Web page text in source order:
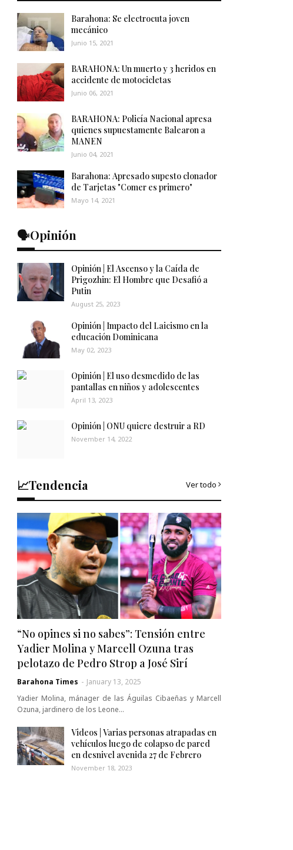
Barahona: Se electrocuta joven
mecánico
Junio 15, 2021
BARAHONA: Un muerto y 3 heridos en
accidente de motocicletas
Junio 06, 2021
BARAHONA: Policía Nacional apresa
quienes supuestamente Balearon a
MANEN
Junio 04, 2021
Barahona: Apresado supesto clonador
de Tarjetas "Comer es primero"
Mayo 14, 2021
🗣️Opinión
Opinión | El Ascenso y la Caída de
Prigozhin: El Hombre que Desafió a
Putin
August 25, 2023
Opinión | Impacto del Laicismo en la
educación Dominicana
May 02, 2023
Opinión | El uso desmedido de las
pantallas en niños y adolescentes
April 13, 2023
Opinión | ONU quiere destruir a RD
November 14, 2022
📈Tendencia Ver todo
“No opines si no sabes”: Tensión entre
Yadier Molina y Marcell Ozuna tras
pelotazo de Pedro Strop a José Sirí
Barahona Times - January 13, 2025
Yadier Molina, mánager de las Águilas Cibaeñas y Marcell
Ozuna, jardinero de los Leone…
Videos | Varias personas atrapadas en
vehículos luego de colapso de pared
en desnivel avenida 27 de Febrero
November 18, 2023